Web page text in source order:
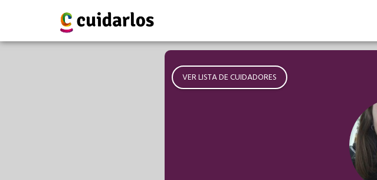
VER LISTA DE CUIDADORES